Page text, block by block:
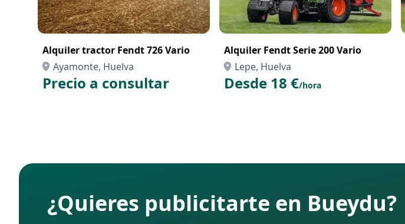
Alquiler tractor Fendt 726 Vario
Ayamonte, Huelva
Precio a consultar
Alquiler Fendt Serie 200 Vario
Lepe, Huelva
Desde 18 €/hora
¿Quieres publicitarte en Bueydu?